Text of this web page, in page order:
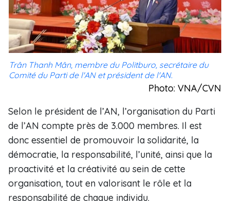
Trân Thanh Mân, membre du Politburo, secrétaire du
Comité du Parti de l'AN et président de l'AN.
Photo: VNA/CVN
Selon le président de l’AN, l’organisation du Parti
de l’AN compte près de 3.000 membres. Il est
donc essentiel de promouvoir la solidarité, la
démocratie, la responsabilité, l’unité, ainsi que la
proactivité et la créativité au sein de cette
organisation, tout en valorisant le rôle et la
responsabilité de chaque individu.